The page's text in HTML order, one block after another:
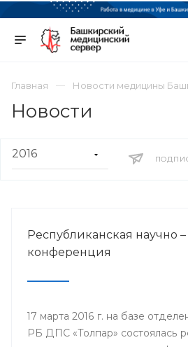
Главная Новости медицины
Новости
Республиканская научно
конференция
17 марта 2016 г. на базе
РБ ДПС «Толпар» состоялась